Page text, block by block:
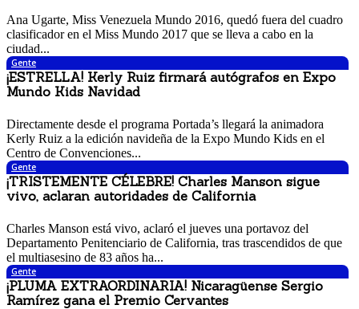
Ana Ugarte, Miss Venezuela Mundo 2016, quedó fuera del cuadro
clasificador en el Miss Mundo 2017 que se lleva a cabo en la
ciudad...
Gente
¡ESTRELLA! Kerly Ruiz firmará autógrafos en Expo
Mundo Kids Navidad
Directamente desde el programa Portada’s llegará la animadora
Kerly Ruiz a la edición navideña de la Expo Mundo Kids en el
Centro de Convenciones...
Gente
¡TRISTEMENTE CÉLEBRE! Charles Manson sigue
vivo, aclaran autoridades de California
Charles Manson está vivo, aclaró el jueves una portavoz del
Departamento Penitenciario de California, tras trascendidos de que
el multiasesino de 83 años ha...
Gente
¡PLUMA EXTRAORDINARIA! Nicaragüense Sergio
Ramírez gana el Premio Cervantes